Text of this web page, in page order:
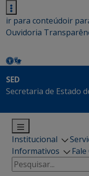
ir para conteúdoir
Ouvidoria
SED
Secretaria de Estado
Institucional
Informativos
Pesquisar